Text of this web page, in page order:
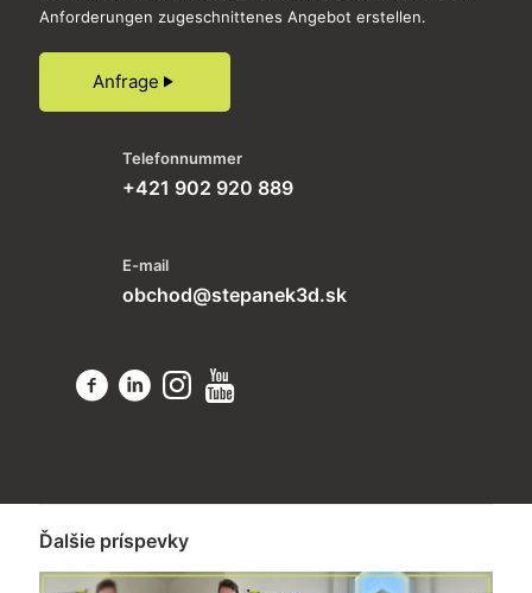
Anforderungen zugeschnittenes Angebot erstellen.
Anfrage
Telefonnummer
+421 902 920 889
E-mail
obchod@stepanek3d.sk
Ďalšie príspevky